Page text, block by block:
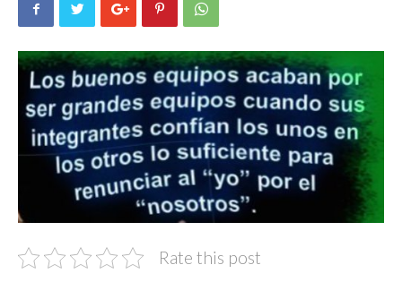
Rate this post